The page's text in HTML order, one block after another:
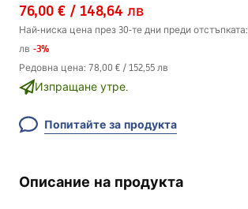
76,00 € / 148,64 лв
Най-ниска цена през 30-те дни преди отстъпката:
лв -3%
Редовна цена: 78,00 € / 152,55 лв
Изпращане утре.
Попитайте за продукта
Описание на продукта